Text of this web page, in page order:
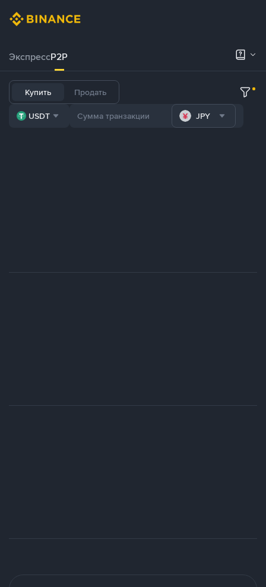
ЭкспрессP2P
Купить Продать
USDT JPY